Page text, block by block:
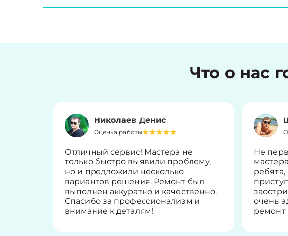
Что о нас
Николаев Денис
Оценка работы
Отличный сервис! Мастера не
только быстро выявили проблему,
но и предложили несколько
вариантов решения. Ремонт был
выполнен аккуратно и качественно.
Спасибо за профессионализм и
внимание к деталям!
Не
очень
ремонт